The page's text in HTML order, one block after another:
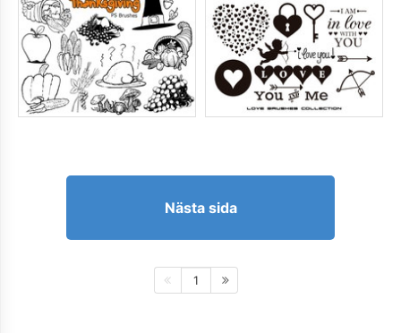
Nästa sida
1